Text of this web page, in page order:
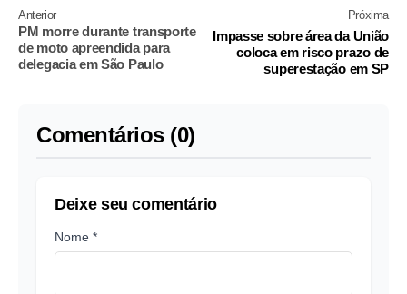
Anterior
PM morre durante transporte
de moto apreendida para
delegacia em São Paulo
Próxima
Impasse sobre área da União
coloca em risco prazo de
superestação em SP
Comentários (0)
Deixe seu comentário
Nome *